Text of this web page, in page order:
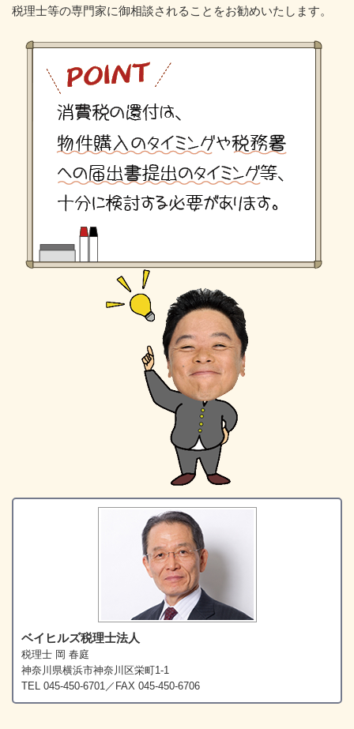
税理士等の専門家に御相談されることをお勧めいたします。
ベイヒルズ税理士法人
税理士 岡 春庭
神奈川県横浜市神奈川区栄町1-1
TEL 045-450-6701／FAX 045-450-6706